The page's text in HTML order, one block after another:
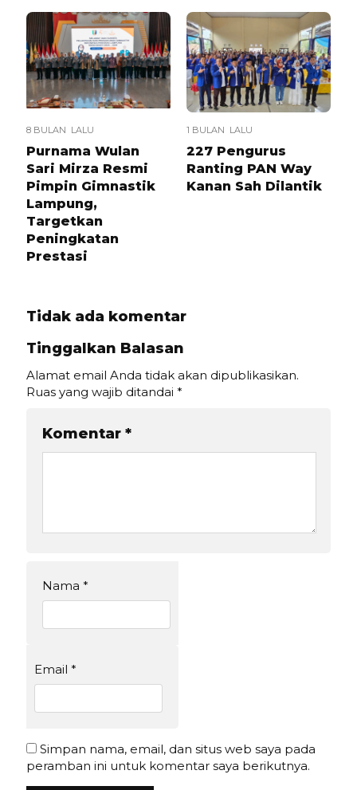
8 BULAN LALU
Purnama Wulan
Sari Mirza Resmi
Pimpin Gimnastik
Lampung,
Targetkan
Peningkatan
Prestasi
1 BULAN LALU
227 Pengurus
Ranting PAN Way
Kanan Sah Dilantik
Tidak ada komentar
Tinggalkan Balasan
Alamat email Anda tidak akan dipublikasikan.
Ruas yang wajib ditandai *
Komentar *
Nama *
Email *
Simpan nama, email, dan situs web saya pada
peramban ini untuk komentar saya berikutnya.